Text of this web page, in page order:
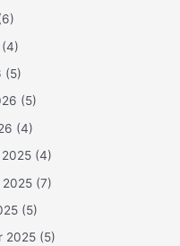
(4)
(5)
(5)
(4)
2025 (4)
2025 (7)
(5)
2025 (5)